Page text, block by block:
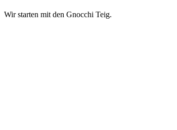
Wir starten mit den Gnocchi Teig.